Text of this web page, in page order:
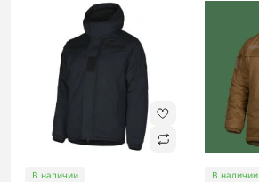
В наличии В наличии